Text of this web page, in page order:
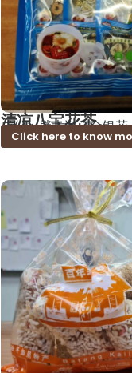
清凉八宝花茶
成份：胖大海、金银
Click here to know